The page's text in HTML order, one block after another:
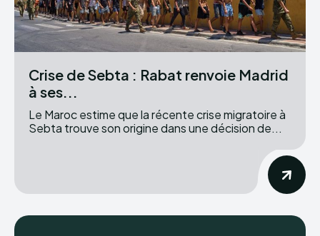
Crise de Sebta : Rabat renvoie Madrid
à ses...
Le Maroc estime que la récente crise migratoire à
Sebta trouve son origine dans une décision de...